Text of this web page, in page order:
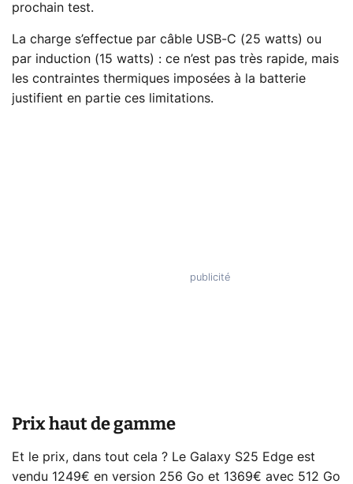
prochain test.
La charge s’effectue par câble USB-C (25 watts) ou
par induction (15 watts) : ce n’est pas très rapide, mais
les contraintes thermiques imposées à la batterie
justifient en partie ces limitations.
Prix haut de gamme
Et le prix, dans tout cela ? Le Galaxy S25 Edge est
vendu 1249€ en version 256 Go et 1369€ avec 512 Go